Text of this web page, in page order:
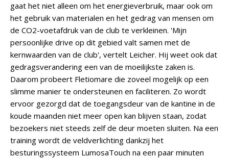
gaat het niet alleen om het energieverbruik, maar ook om
het gebruik van materialen en het gedrag van mensen om
de CO2-voetafdruk van de club te verkleinen. 'Mijn
persoonlijke drive op dit gebied valt samen met de
kernwaarden van de club', vertelt Leicher. Hij weet ook dat
gedragsverandering een van de moeilijkste zaken is.
Daarom probeert Fletiomare die zoveel mogelijk op een
slimme manier te ondersteunen en faciliteren. Zo wordt
ervoor gezorgd dat de toegangsdeur van de kantine in de
koude maanden niet meer open kan blijven staan, zodat
bezoekers niet steeds zelf de deur moeten sluiten. Na een
training wordt de veldverlichting dankzij het
besturingssysteem LumosaTouch na een paar minuten